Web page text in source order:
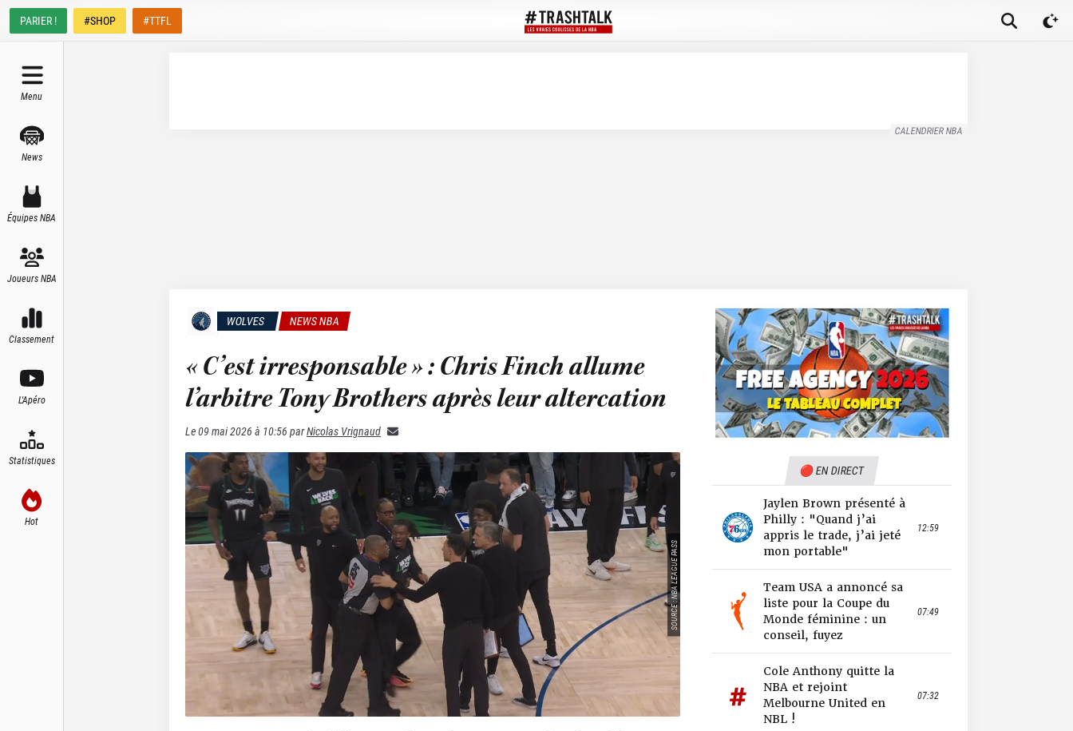
PARIER ! #SHOP #TTFL
Menu
News
Équipes NBA
Joueurs NBA
Classement
L'Apéro
Statistiques
Hot
CALENDRIER NBA
WOLVES NEWS NBA
« C’est irresponsable » : Chris Finch allume
l’arbitre Tony Brothers après leur altercation
Le09 mai 2026 à 10:56 parNicolas Vrignaud
SOURCE : NBA LEAGUE PASS
🔴 EN DIRECT
Jaylen Brown présenté à
Philly : "Quand j’ai
appris le trade, j’ai jeté
mon portable"
12:59
Team USA a annoncé sa
liste pour la Coupe du
Monde féminine : un
conseil, fuyez
07:49
Cole Anthony quitte la
NBA et rejoint
Melbourne United en
NBL !
07:32